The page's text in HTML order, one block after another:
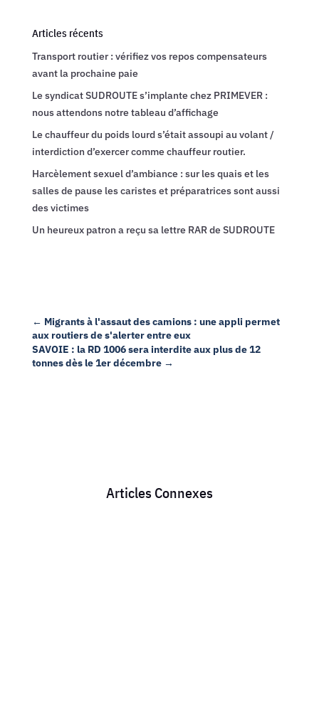
Articles récents
Transport routier : vérifiez vos repos compensateurs
avant la prochaine paie
Le syndicat SUDROUTE s’implante chez PRIMEVER :
nous attendons notre tableau d’affichage
Le chauffeur du poids lourd s’était assoupi au volant /
interdiction d’exercer comme chauffeur routier.
Harcèlement sexuel d’ambiance : sur les quais et les
salles de pause les caristes et préparatrices sont aussi
des victimes
Un heureux patron a reçu sa lettre RAR de SUDROUTE
← Migrants à l'assaut des camions : une appli permet
aux routiers de s'alerter entre eux
SAVOIE : la RD 1006 sera interdite aux plus de 12
tonnes dès le 1er décembre→
Articles Connexes